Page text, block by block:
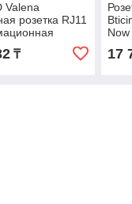
Valena
розетка RJ11
Кат6 UTP,
₸ 17